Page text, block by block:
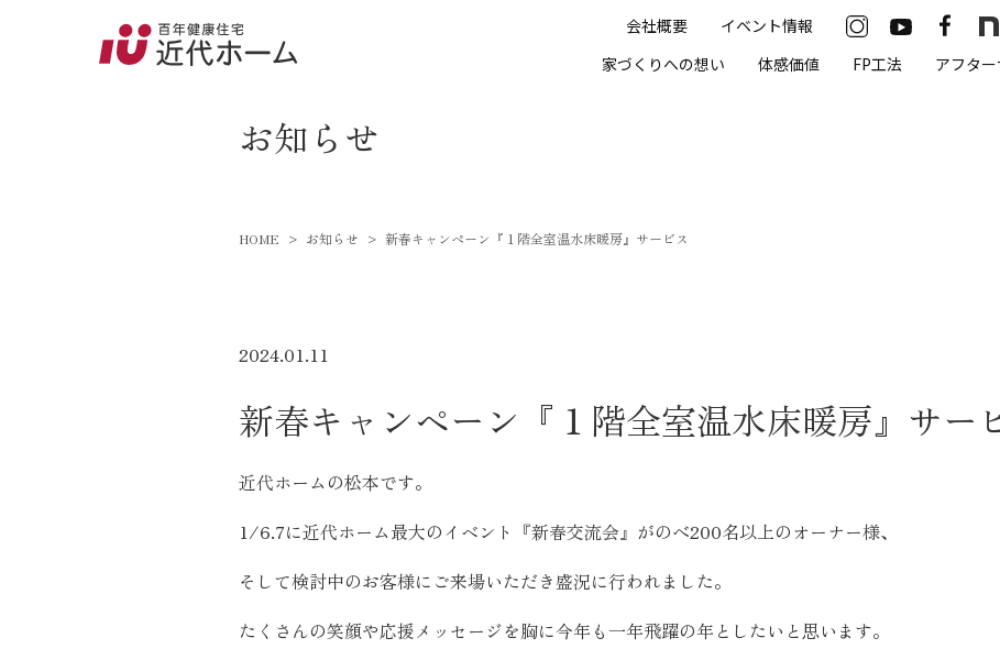
会社概要 イベント情報
家づくりへの想い
体感価値 FP工法 アフタ
家づくりへの想い
アフターサポート
無結露50年保証
お客様の声
お知らせ
HOME お知らせ 新春キャンペーン『１階全室温水床暖房』サービス
2024.01.11
新春キャンペーン『１階全室温水床暖房』サー
近代ホームの松本です。
1/6.7に近代ホーム最大のイベント『新春交流会』がのべ200名以上のオーナー様、
そして検討中のお客様にご来場いただき盛況に行われました。
たくさんの笑顔や応援メッセージを胸に今年も一年飛躍の年としたいと思います。